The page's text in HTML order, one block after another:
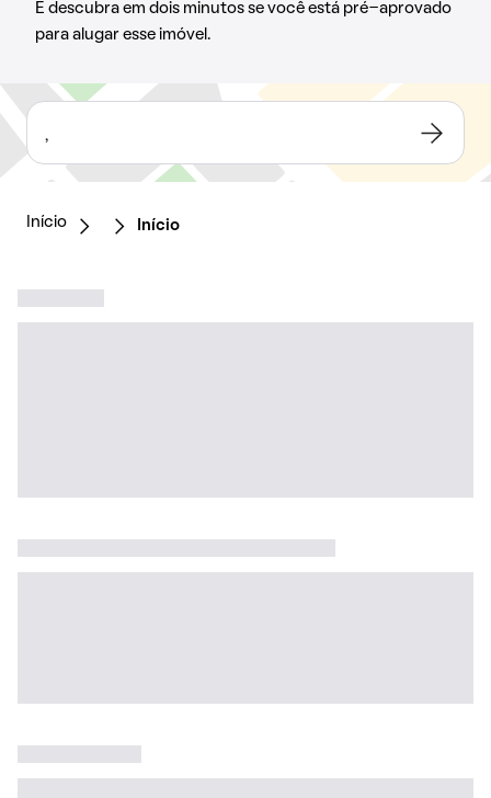
E descubra em dois minutos se você está pré-aprovado
para alugar esse imóvel.
,
Início Início